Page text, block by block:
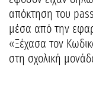
απόκτηση του
μέσα από την
«Ξέχασα τον
στη σχολική